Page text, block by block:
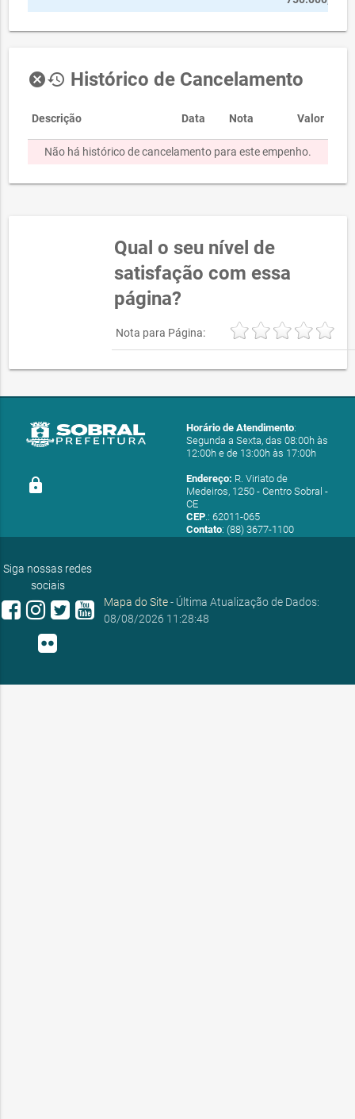
cancelhistory Histórico de Cancelamento
Descrição Data Nota Valor
Não há histórico de cancelamento para este empenho.
Qual o seu nível de
satisfação com essa
página?
Nota para Página:
lock
Horário de Atendimento:
Segunda a Sexta, das 08:00h às
12:00h e de 13:00h às 17:00h
Endereço: R. Viriato de
Medeiros, 1250 - Centro Sobral -
CE
CEP.: 62011-065
Contato: (88) 3677-1100
Siga nossas redes
sociais
Mapa do Site- Última Atualização de Dados:
08/08/2026 11:28:48